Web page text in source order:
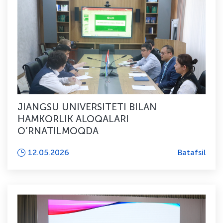
JIANGSU UNIVERSITETI BILAN
HAMKORLIK ALOQALARI
O’RNATILMOQDA
12.05.2026 Batafsil